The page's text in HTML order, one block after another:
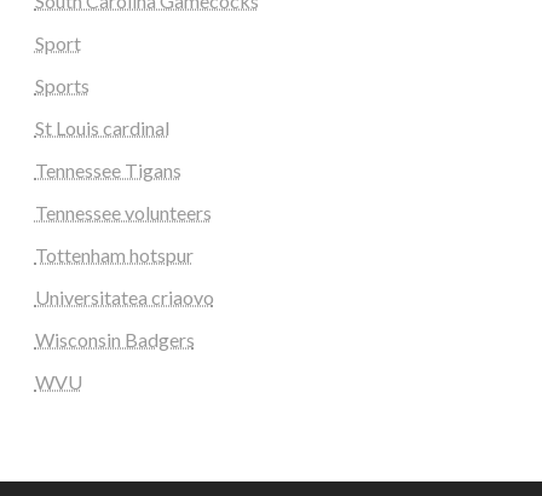
Sport
Sports
St Louis cardinal
Tennessee Tigans
Tennessee volunteers
Tottenham hotspur
Universitatea criaovo
Wisconsin Badgers
WVU